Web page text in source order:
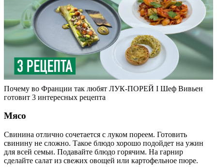
Почему во Франции так любят ЛУК-ПОРЕЙ I Шеф Вивьен
готовит 3 интересных рецепта
Мясо
Свинина отлично сочетается с луком пореем. Готовить
свинину не сложно. Такое блюдо хорошо подойдет на ужин
для всей семьи. Подавайте блюдо горячим. На гарнир
сделайте салат из свежих овощей или картофельное пюре.